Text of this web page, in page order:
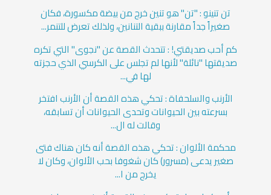
تن تنينو : "تن" هو تنين خرج من بيضة مكسورة، فكان
صغيراً جداً مقارنة ببقية التنانين، ولذلك تعرض للتنمر...
كم أحب صديقتي! : تتحدث القصة عن "نجوى" التي تكره
صديقتها "نائلة" لأنها لم تجلس على الكرسي الذي حجزته
لها في...
الأرنب والسلحفاة : تحكي هذه القصة أن الأرنب افتخر
بسرعته بين الحيوانات وتحدى الحيوانات أن تسابقه،
وقالت له ال...
محكمة الألوان : تحكي هذه القصة أنه كان هناك فتى
صغير يدعى (مسرور) كان شغوفا بحب الألوان، وكان لا
يخرج من ا...